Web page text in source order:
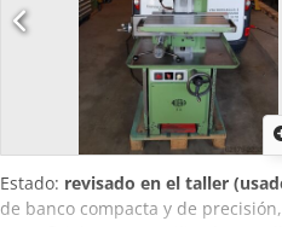
Estado: revisado en el taller
de banco compacta y de